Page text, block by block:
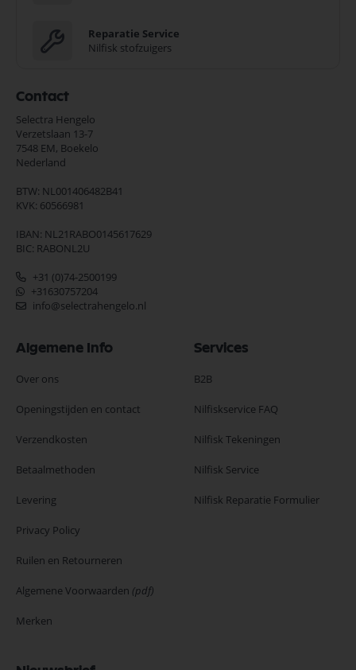
Reparatie Service
Nilfisk stofzuigers
Contact
Selectra Hengelo
Verzetslaan 13-7
7548 EM, Boekelo
Nederland
BTW: NL001406482B41
KVK: 60566981
IBAN: NL21RABO0145617629
BIC: RABONL2U
+31 (0)74-2500199
+31630757204
info@selectrahengelo.nl
Algemene Info
Over ons
Openingstijden en contact
Verzendkosten
Betaalmethoden
Levering
Privacy Policy
Ruilen en Retourneren
Algemene Voorwaarden (pdf)
Merken
Services
B2B
Nilfiskservice FAQ
Nilfisk Tekeningen
Nilfisk Service
Nilfisk Reparatie Formulier